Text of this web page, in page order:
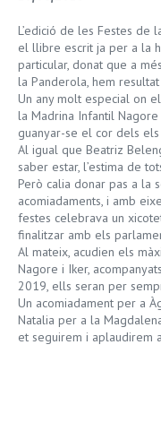
L’edició de les Festes de
el llibre escrit ja per a la
particular, donat que a
la Panderola, hem
Un any molt especial on
la Madrina Infantil
guanyar-se el cor dels
Al igual que Beatriz
saber estar, l’estima de
Però calia donar pas a la
acomiadaments, i amb
festes celebrava un
finalitzar amb els
Al mateix, acudien els
Nagore i Iker,
2019, ells seran per
Un acomiadament per a
Natalia per a la
et seguirem i aplaudirem